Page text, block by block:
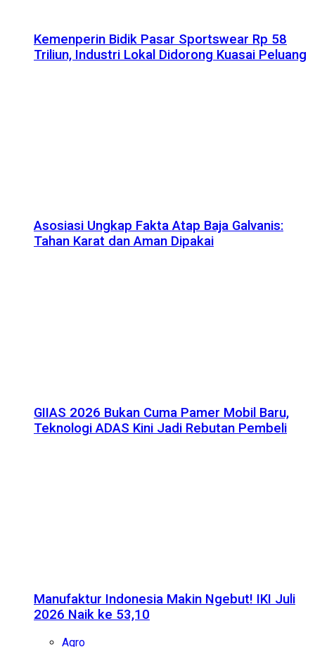
Kemenperin Bidik Pasar Sportswear Rp 58
Triliun, Industri Lokal Didorong Kuasai Peluang
Asosiasi Ungkap Fakta Atap Baja Galvanis:
Tahan Karat dan Aman Dipakai
GIIAS 2026 Bukan Cuma Pamer Mobil Baru,
Teknologi ADAS Kini Jadi Rebutan Pembeli
Manufaktur Indonesia Makin Ngebut! IKI Juli
2026 Naik ke 53,10
Agro